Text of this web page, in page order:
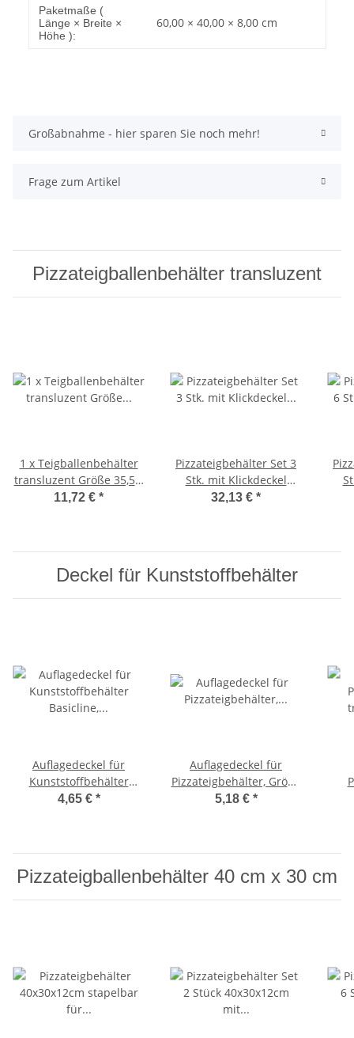
Paketmaße (
Länge × Breite ×
Höhe ):
60,00 × 40,00 × 8,00 cm
Großabnahme - hier sparen Sie noch mehr!
Frage zum Artikel
Pizzateigballenbehälter transluzent
1 x Teigballenbehälter
transluzent Größe 35,5 x
27,5 x 8,5 cm + 1 x
11,72 € *
Pizzateigbehälter Set 3
Stk. mit Klickdeckel
transparent stapelbar
32,13 € *
Deckel für Kunststoffbehälter
Auflagedeckel für
Kunststoffbehälter
Basicline, Größe
4,65 € *
Auflagedeckel für
Pizzateigbehälter, Größe
60x40cm
5,18 € *
Pizzateigballenbehälter 40 cm x 30 cm